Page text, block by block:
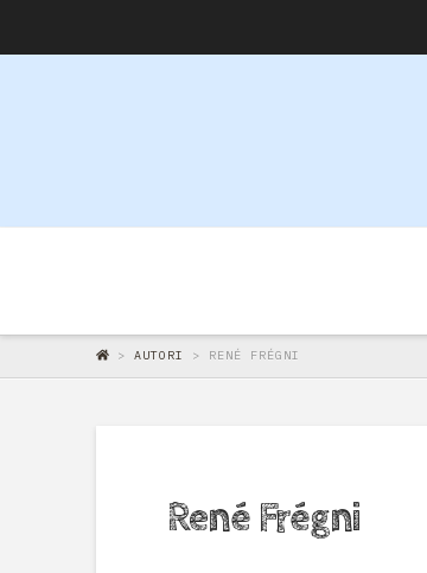
> AUTORI > RENÉ FRÉGNI
René Frégni